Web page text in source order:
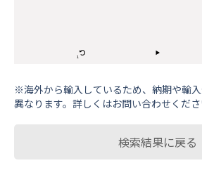
※海外から輸⼊しているため、納期や輸
異なります。詳しくはお問い合わせくださ
検索結果に戻る